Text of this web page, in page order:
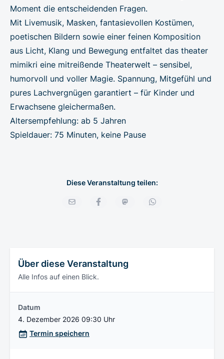
Moment die entscheidenden Fragen.
Mit Livemusik, Masken, fantasievollen Kostümen,
poetischen Bildern sowie einer feinen Komposition
aus Licht, Klang und Bewegung entfaltet das theater
mimikri eine mitreißende Theaterwelt – sensibel,
humorvoll und voller Magie. Spannung, Mitgefühl und
pures Lachvergnügen garantiert – für Kinder und
Erwachsene gleichermaßen.
Altersempfehlung: ab 5 Jahren
Spieldauer: 75 Minuten, keine Pause
Diese Veranstaltung teilen:
Über diese Veranstaltung
Alle Infos auf einen Blick.
Datum
4. Dezember 2026 09:30 Uhr
Termin speichern